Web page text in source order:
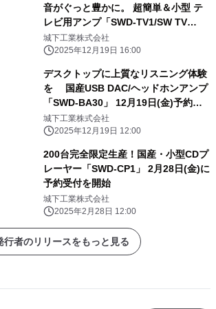
音がぐっと豊かに。 超簡単＆小型 テ
レビ用アンプ「SWD-TV1/SW TV
Plus」開発 『Makuake』にて12月21
日より先行予約販売開始！
城下工業株式会社
2025年12月19日 16:00
デスクトップに上質なリスニング体験
を 国産USB DAC/ヘッドホンアンプ
「SWD-BA30」 12月19日(金)予約受
付開始！
城下工業株式会社
2025年12月19日 12:00
200台完全限定生産！国産・小型CDプ
レーヤー「SWD-CP1」 2月28日(金)に
予約受付を開始
城下工業株式会社
2025年2月28日 12:00
行者のリリースをもっと見る